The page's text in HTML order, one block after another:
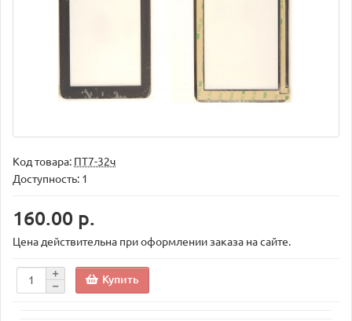
Код товара: ПТ7-32ч
Доступность: 1
160.00 р.
Цена действительна при оформлении заказа на сайте.
Купить